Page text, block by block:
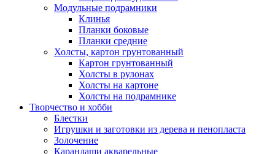
Модульные подрамники
Клинья
Планки боковые
Планки средние
Холсты, картон грунтованный
Картон грунтованный
Холсты в рулонах
Холсты на картоне
Холсты на подрамнике
Творчество и хобби
Блестки
Игрушки и заготовки из дерева и пенопласта
Золочение
Карандаши акварельные